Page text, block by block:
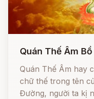
Quán Thế Âm
Quán Thế Âm hay
chữ thế trong tên
Đường, người ta kị